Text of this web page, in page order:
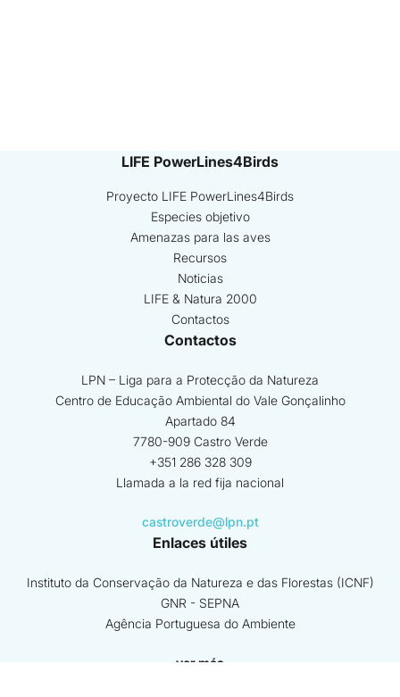
LIFE PowerLines4Birds
Proyecto LIFE PowerLines4Birds
Especies objetivo
Amenazas para las aves
Recursos
Noticias
LIFE & Natura 2000
Contactos
Contactos
LPN – Liga para a Protecção da Natureza
Centro de Educação Ambiental do Vale Gonçalinho
Apartado 84
7780-909 Castro Verde
+351 286 328 309
Llamada a la red fija nacional
castroverde@lpn.pt
Enlaces útiles
Instituto da Conservação da Natureza e das Florestas (ICNF)
GNR - SEPNA
Agência Portuguesa do Ambiente
ver más